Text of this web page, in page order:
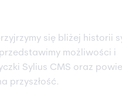
się bliżej historii
możliwości i
Sylius CMS oraz
przyszłość.